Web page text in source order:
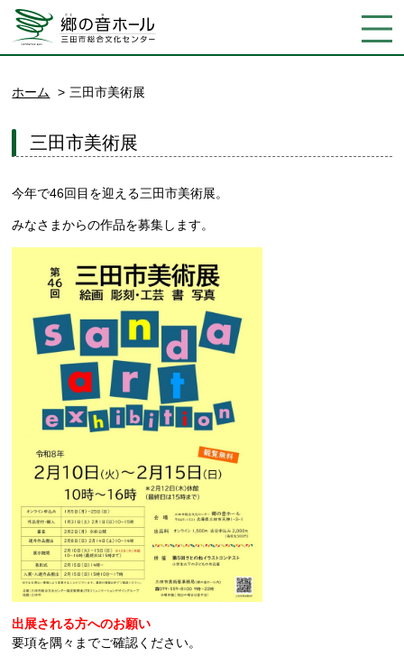
ホーム 三田市美術展
三田市美術展
今年で46回目を迎える三田市美術展。
みなさまからの作品を募集します。
出展される方へのお願い
要項を隅々までご確認ください。